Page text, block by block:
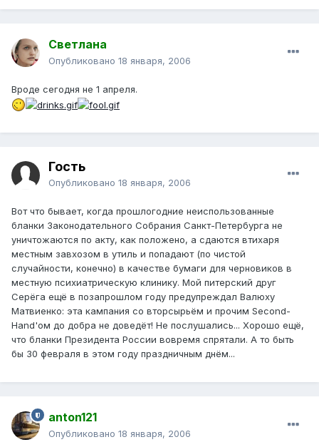
Светлана
Опубликовано 18 января, 2006
Вроде сегодня не 1 апреля.
Гость
Опубликовано 18 января, 2006
Вот что бывает, когда прошлогодние неиспользованные
бланки Законодательного Собрания Санкт-Петербурга не
уничтожаются по акту, как положено, а сдаются втихаря
местным завхозом в утиль и попадают (по чистой
случайности, конечно) в качестве бумаги для черновиков в
местную психиатрическую клинику. Мой питерский друг
Серёга ещё в позапрошлом году предупреждал Валюху
Матвиенко: эта кампания со вторсырьём и прочим Second-
Hand'ом до добра не доведёт! Не послушались... Хорошо ещё,
что бланки Президента России вовремя спрятали. А то быть
бы 30 февраля в этом году праздничным днём...
anton121
Опубликовано 18 января, 2006